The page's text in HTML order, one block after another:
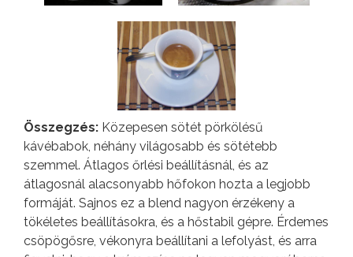
Összegzés: Közepesen sötét pörkölésű
kávébabok, néhány világosabb és sötétebb
szemmel. Átlagos őrlési beállításnál, és az
átlagosnál alacsonyabb hőfokon hozta a legjobb
formáját. Sajnos ez a blend nagyon érzékeny a
tökéletes beállításokra, és a hőstabil gépre. Érdemes
csöpögősre, vékonyra beállítani a lefolyást, és arra